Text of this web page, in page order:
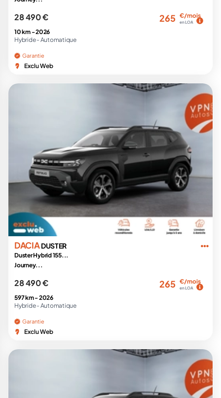
28 490 € 265 €/mois
en LOA
10 km -2026
Hybride - Automatique
Garantie
Exclu Web
DACIADUSTER
Duster Hybrid 155...
Journey...
28 490 € 265 €/mois
en LOA
597 km -2026
Hybride - Automatique
Garantie
Exclu Web